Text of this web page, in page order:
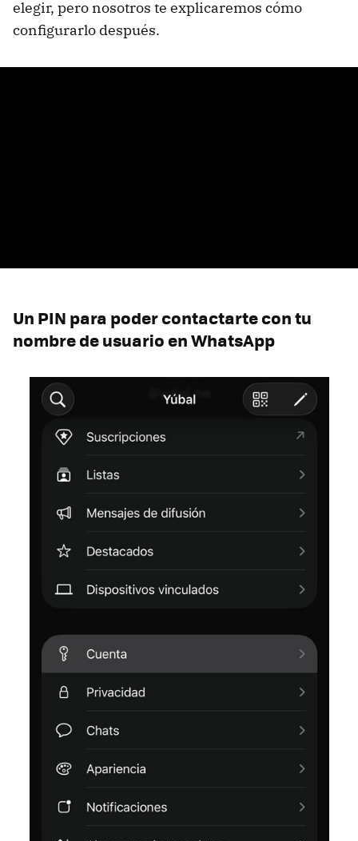
elegir, pero nosotros te explicaremos cómo
configurarlo después.
Un PIN para poder contactarte con tu
nombre de usuario en WhatsApp